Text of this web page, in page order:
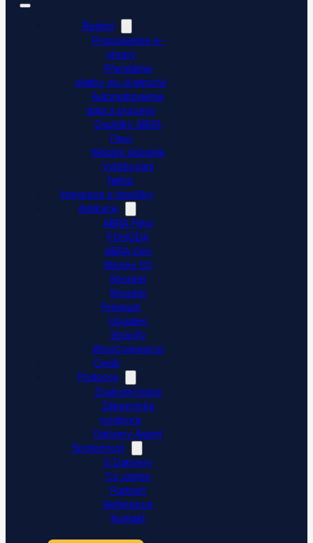
Řešení
Propojujeme e-
shopy
Přenášíme
platby do účetnictví
Automatizujeme
data a procesy
Doplňky ABRA
Flexi
Mobilní skladník
Vytěžování
faktur
Integrace a doplňky
Aplikace
ABRA Flexi
POHODA
ABRA Gen
Money S3
Shoptet
Shoptet
Premium
Upgates
Shopify
WooCommerce
Ceník
Podpora
Znalostní báze
Zákaznická
podpora
Dativery Agent
Společnost
O Dativery
Co umíme
Partneři
Reference
Kontakt